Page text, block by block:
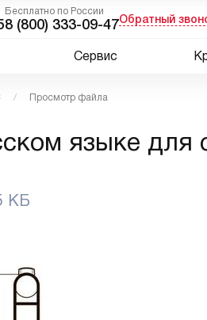
Бесплатно по России
8 (800) 333-09-47Обратный
Сервис
Просмотр файла
языке для
КБ